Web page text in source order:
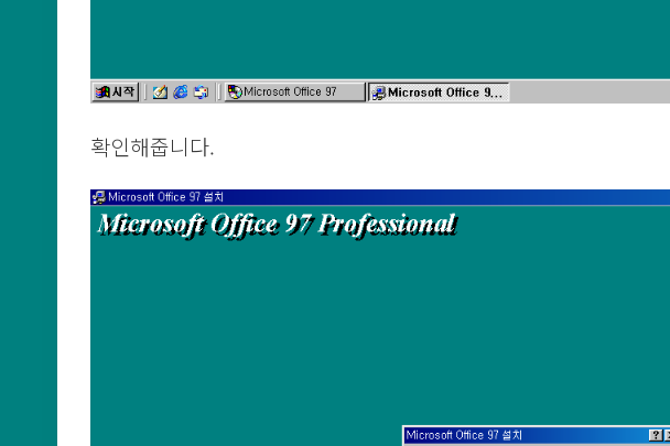
확인해줍니다.